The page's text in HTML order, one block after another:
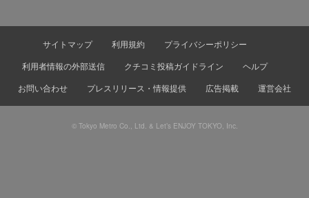
サイトマップ 利用規約
プライバシーポリシー
利用者情報の外部送信
クチコミ投稿ガイドライン
ヘルプ
お問い合わせ
プレスリリース・情報提供 広告掲載 運営会社
© Tokyo Metro Co., Ltd. & Let’s ENJOY TOKYO, Inc.